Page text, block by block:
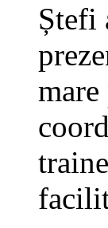
Ștefi